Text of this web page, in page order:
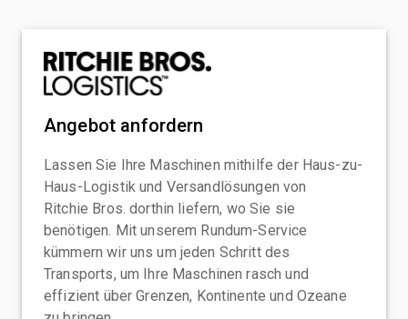
Angebot anfordern
Lassen Sie Ihre Maschinen mithilfe der Haus-zu-
Haus-Logistik und Versandlösungen von
Ritchie Bros. dorthin liefern, wo Sie sie
benötigen. Mit unserem Rundum-Service
kümmern wir uns um jeden Schritt des
Transports, um Ihre Maschinen rasch und
effizient über Grenzen, Kontinente und Ozeane